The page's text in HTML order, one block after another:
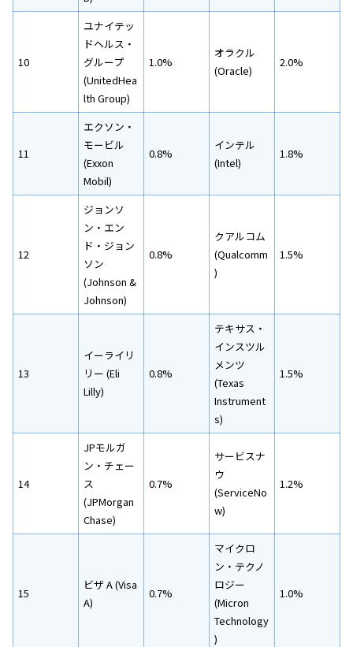
10
ユナイテッ
ドヘルス・
グループ
(UnitedHea
lth Group)
1.0%
オラクル
(Oracle)
2.0%
11
エクソン・
モービル
(Exxon
Mobil)
0.8%
インテル
(Intel)
1.8%
12
ジョンソ
ン・エン
ド・ジョン
ソン
(Johnson &
Johnson)
0.8%
クアルコム
(Qualcomm
)
1.5%
13
イーライリ
リー (Eli
Lilly)
0.8%
テキサス・
インスツル
メンツ
(Texas
Instrument
s)
1.5%
14
JPモルガ
ン・チェー
ス
(JPMorgan
Chase)
0.7%
サービスナ
ウ
(ServiceNo
w)
1.2%
15
ビザ A (Visa
A)
0.7%
マイクロ
ン・テクノ
ロジー
(Micron
Technology
)
1.0%